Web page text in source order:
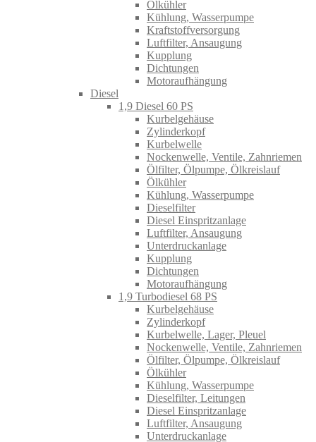
Ölkühler
Kühlung, Wasserpumpe
Kraftstoffversorgung
Luftfilter, Ansaugung
Kupplung
Dichtungen
Motoraufhängung
Diesel
1,9 Diesel 60 PS
Kurbelgehäuse
Zylinderkopf
Kurbelwelle
Nockenwelle, Ventile, Zahnriemen
Ölfilter, Ölpumpe, Ölkreislauf
Ölkühler
Kühlung, Wasserpumpe
Dieselfilter
Diesel Einspritzanlage
Luftfilter, Ansaugung
Unterdruckanlage
Kupplung
Dichtungen
Motoraufhängung
1,9 Turbodiesel 68 PS
Kurbelgehäuse
Zylinderkopf
Kurbelwelle, Lager, Pleuel
Nockenwelle, Ventile, Zahnriemen
Ölfilter, Ölpumpe, Ölkreislauf
Ölkühler
Kühlung, Wasserpumpe
Dieselfilter, Leitungen
Diesel Einspritzanlage
Luftfilter, Ansaugung
Unterdruckanlage